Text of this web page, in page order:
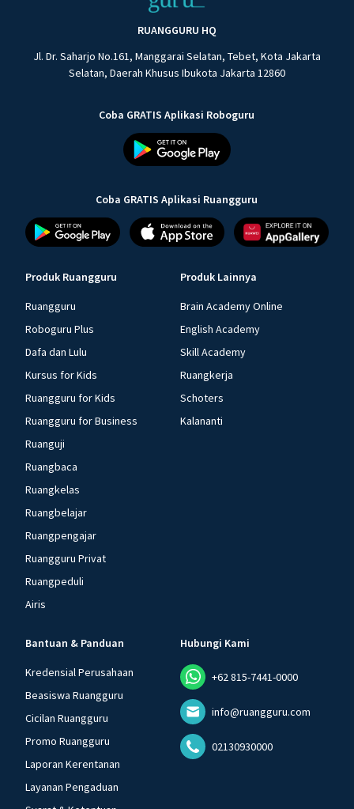
RUANGGURU HQ
Jl. Dr. Saharjo No.161, Manggarai Selatan, Tebet, Kota Jakarta
Selatan, Daerah Khusus Ibukota Jakarta 12860
Coba GRATIS Aplikasi Roboguru
Coba GRATIS Aplikasi Ruangguru
Produk Ruangguru
Ruangguru
Roboguru Plus
Dafa dan Lulu
Kursus for Kids
Ruangguru for Kids
Ruangguru for Business
Ruanguji
Ruangbaca
Ruangkelas
Ruangbelajar
Ruangpengajar
Ruangguru Privat
Ruangpeduli
Airis
Produk Lainnya
Brain Academy Online
English Academy
Skill Academy
Ruangkerja
Schoters
Kalananti
Bantuan & Panduan
Kredensial Perusahaan
Beasiswa Ruangguru
Cicilan Ruangguru
Promo Ruangguru
Laporan Kerentanan
Layanan Pengaduan
Hubungi Kami
+62 815-7441-0000
info@ruangguru.com
02130930000